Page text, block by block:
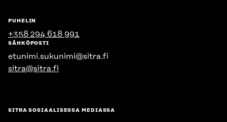
PUHELIN
+358 294 618 991
SÄHKÖPOSTI
etunimi.sukunimi@sitra.fi
sitra@sitra.fi
SITRA SOSIAALISESSA MEDIASSA